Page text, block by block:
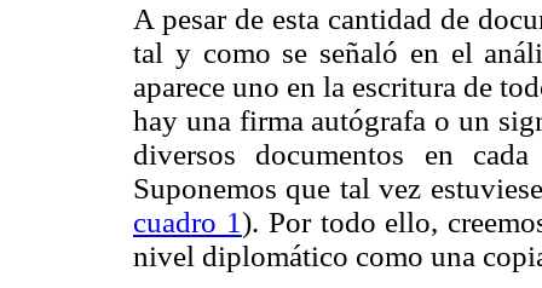
A pesar de esta cantidad de
tal y como se señaló en el
aparece uno en la escritura de
hay una firma autógrafa o un
diversos documentos en
Suponemos que tal vez
cuadro 1). Por todo ello,
nivel diplomático como una